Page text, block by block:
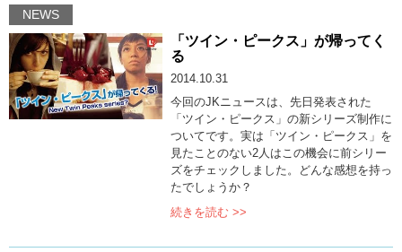
NEWS
「ツイン・ピークス」が帰ってく
る
2014.10.31
今回のJKニュースは、先日発表された
「ツイン・ピークス」の新シリーズ制作に
ついてです。実は「ツイン・ピークス」を
見たことのない2人はこの機会に前シリー
ズをチェックしました。どんな感想を持っ
たでしょうか？
続きを読む >>